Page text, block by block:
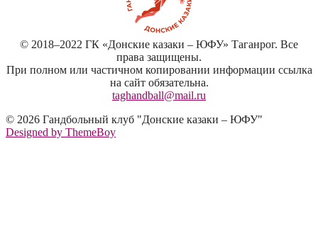
© 2018–2022 ГК «Донские казаки – ЮФУ» Таганрог. Все
права защищены.
При полном или частичном копировании информации ссылка
на сайт обязательна.
taghandball@mail.ru
© 2026 Гандбольный клуб "Донские казаки – ЮФУ"
Designed by ThemeBoy